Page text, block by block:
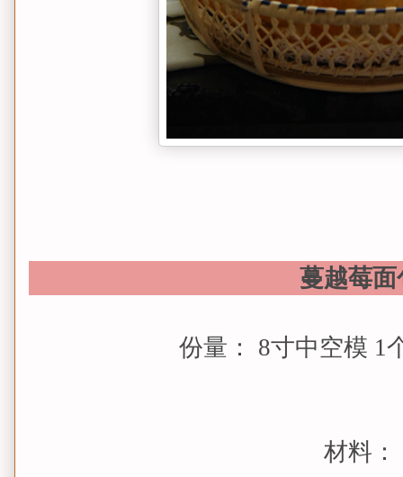
蔓越莓面
份量： 8寸中空模 1
材料：